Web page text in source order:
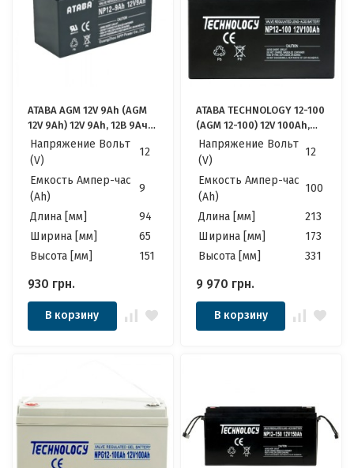
ATABA AGM 12V 9Ah (AGM
12V 9Ah) 12V 9Ah, 12В 9Ач
АКБ
Напряжение Вольт
(V)
12
Емкость Ампер-час
(Ah)
9
Длина [мм]
94
Ширина [мм]
65
Высота [мм]
151
930 грн.
В корзину
ATABA TECHNOLOGY 12-100
(AGM 12-100) 12V 100Ah,
12В 100Ач АКБ
Напряжение Вольт
(V)
12
Емкость Ампер-час
(Ah)
100
Длина [мм]
213
Ширина [мм]
173
Высота [мм]
331
9 970 грн.
В корзину